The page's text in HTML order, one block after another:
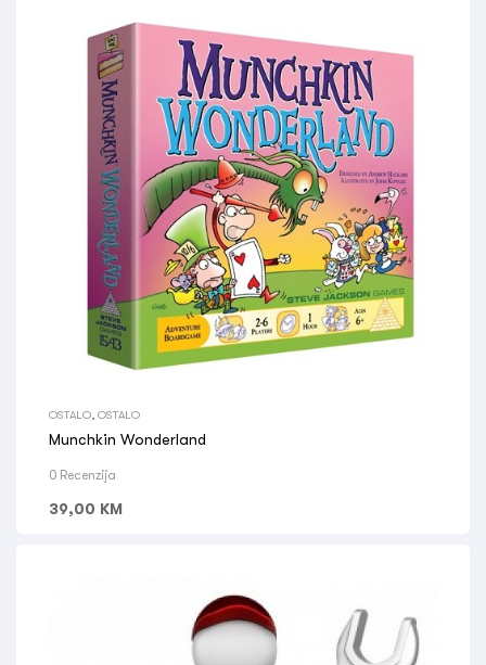
OSTALO OSTALO
Munchkin Wonderland
0 Recenzija
39,00 KM